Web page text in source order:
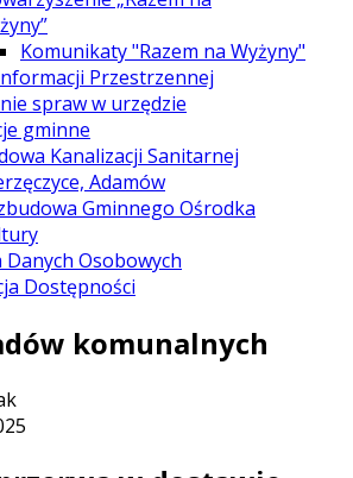
Komunikaty "Razem na Wyżyny"
Przestrzennej
spraw w urzędzie
gminne
Kanalizacji Sanitarnej
Adamów
Gminnego Ośrodka
Osobowych
Dostępności
komunalnych